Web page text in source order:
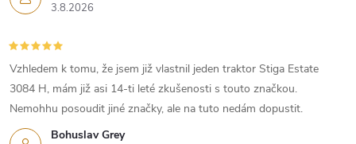
3.8.2026
Bohuslav Grey
Vzhledem k tomu, že jsem již vlastnil jeden traktor Stiga Estate
3084 H, mám již asi 14-ti leté zkušenosti s touto značkou.
Nemohhu posoudit jiné značky, ale na tuto nedám dopustit.